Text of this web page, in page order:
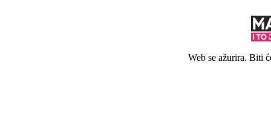
Web se ažurira. Biti